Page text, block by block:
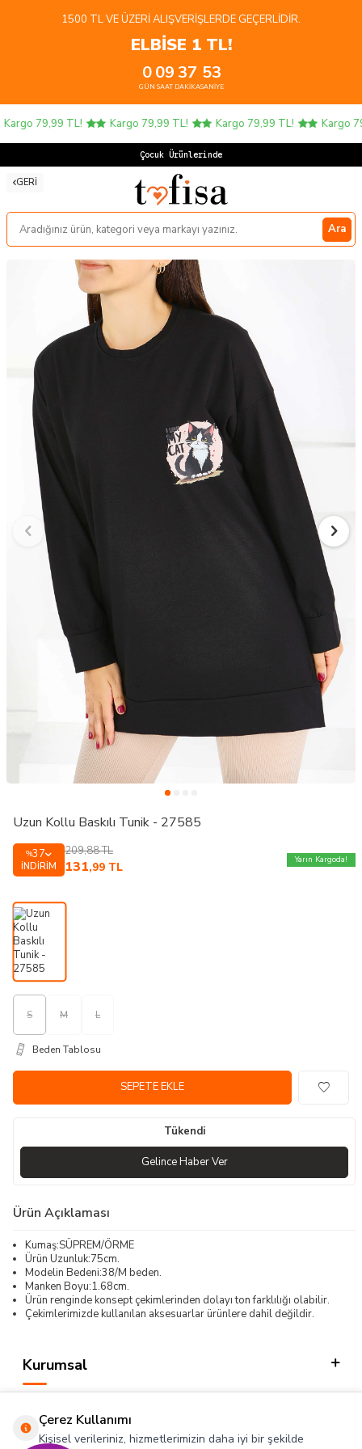
1500 TL VE ÜZERI ALIŞVERIŞLERDE GEÇERLIDIR.
ELBİSE 1 TL!
0
GÜN
09
SAAT
37
DAKIKA
53
SANIYE
79,99 TL! Kargo 79,99 TL! Kargo 79,99 TL! Kargo
Çocuk Ürünlerinde 4
GERI
Ara
Uzun Kollu Baskılı Tunik - 27585
%37
İNDIRIM
209,88TL
131,99 TL
Yarın Kargoda!
S M L
Beden Tablosu
SEPETE EKLE
Tükendi
Gelince Haber Ver
Ürün Açıklaması
Kumaş:SÜPREM/ÖRME
Ürün Uzunluk:75cm.
Modelin Bedeni:38/M beden.
Manken Boyu:1.68cm.
Ürün renginde konsept çekimlerinden dolayı ton farklılığı olabilir.
Çekimlerimizde kullanılan aksesuarlar ürünlere dahil değildir.
Kurumsal
Hızlı Erişim
Çerez Kullanımı
Kişisel verileriniz, hizmetlerimizin daha iyi bir şekilde